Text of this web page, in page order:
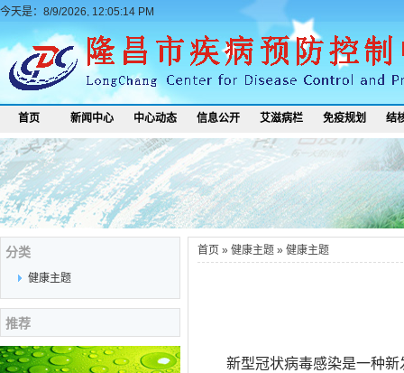
今天是：8/9/2026, 12:05:14 PM
首页 新闻中心 中心动态 信息公开 艾滋病栏 免疫规划 结
分类
健康主题
推荐
首页 » 健康主题 » 健康主题
新型冠状病毒感染是一种